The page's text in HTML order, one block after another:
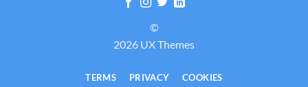
©
2026 UX Themes
TERMS PRIVACY COOKIES